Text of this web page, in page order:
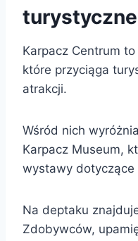
turystyczne
Karpacz Centrum
które przyciąga
atrakcji.
Wśród nich
Karpacz Museum,
wystawy dotyczące
Na deptaku
Zdobywców,